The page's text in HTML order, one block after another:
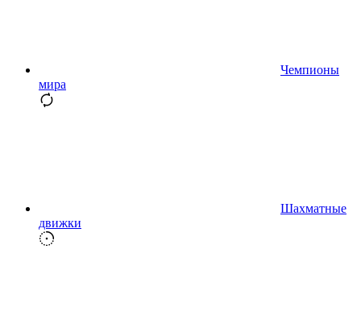
Чемпионы
мира
Шахматные
движки